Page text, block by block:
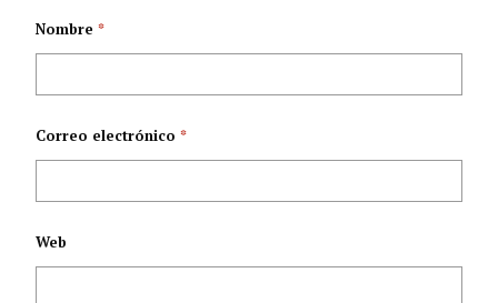
Nombre*
Correo electrónico*
Web